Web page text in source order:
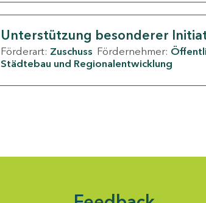
Unterstützung besonderer
Förderart: Zuschuss Fördernehmer:
Städtebau und Regionalentwicklung